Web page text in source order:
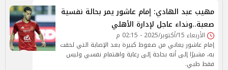
مهيب عبد الهادي: إمام عاشور يمر بحالة نفسية
صعبة..ونداء عاجل لإدارة الأهلي
الأربعاء 15/أكتوبر/2025 - 02:15 م
إمام عاشور يعاني من ضغوط كبيرة بعد الإصابة التي لحقت
به، مشيرًا إلى أنه بحاجة إلى رعاية واهتمام نفسي وليس
فقط طبي.